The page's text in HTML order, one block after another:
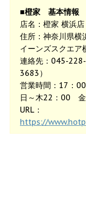
■橙家 基本情報
店名：橙家 横浜店
住所：神奈川県横
イーンズスクエ
連絡先：045-
3683）
営業時間：17：
日～木22：00 金
URL：
https://